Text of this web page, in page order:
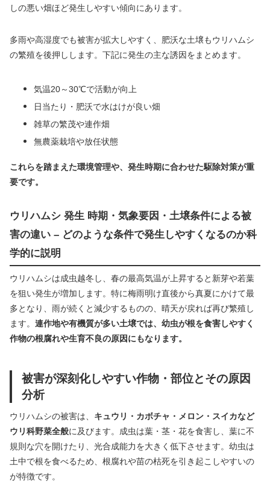
しの悪い畑ほど発生しやすい傾向にあります。
多雨や高湿度でも被害が拡大しやすく、肥沃な土壌もウリハムシ
の繁殖を後押しします。下記に発生の主な誘因をまとめます。
気温20～30℃で活動が向上
日当たり・肥沃で水はけが良い畑
雑草の繁茂や連作畑
無農薬栽培や放任状態
これらを踏まえた環境管理や、発生時期に合わせた駆除対策が重
要です。
ウリハムシ 発生 時期・気象要因・土壌条件による被
害の違い – どのような条件で発生しやすくなるのか科
学的に説明
ウリハムシは成虫越冬し、春の最高気温が上昇すると新芽や若葉
を狙い発生が増加します。特に梅雨明け直後から真夏にかけて最
多となり、雨が続くと減少するものの、晴天が戻れば再び繁殖し
ます。 連作地や有機質が多い土壌では、幼虫が根を食害しやすく
作物の根腐れや生育不良の原因にもなります。
被害が深刻化しやすい作物・部位とその原因
分析
ウリハムシの被害は、 キュウリ・カボチャ・メロン・スイカなど
ウリ科野菜全般に及びます。成虫は葉・茎・花を食害し、葉に不
規則な穴を開けたり、光合成能力を大きく低下させます。幼虫は
土中で根を食べるため、根腐れや苗の枯死を引き起こしやすいの
が特徴です。